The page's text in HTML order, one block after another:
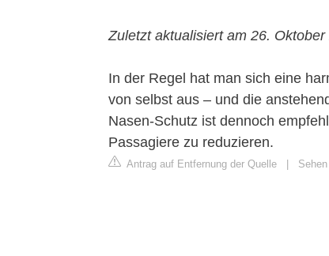
Zuletzt aktualisiert am 26. Oktober
In der Regel hat man sich eine
von selbst aus – und die
Nasen-Schutz ist dennoch
Passagiere zu reduzieren.
Antrag auf Entfernung der Quelle